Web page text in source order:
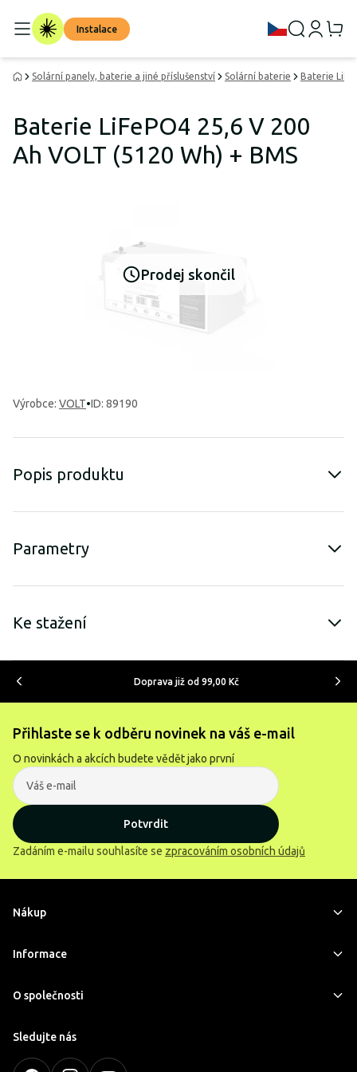
Instalace
Solární panely, baterie a jiné příslušenství Solární baterie Baterie
Baterie LiFePO4 25,6 V 200
Ah VOLT (5120 Wh) + BMS
Prodej skončil
Výrobce: VOLT•ID: 89190
Popis produktu
Parametry
Ke stažení
Doprava již od 99,00 Kč
Přihlaste se k odběru novinek na váš e-mail
O novinkách a akcích budete vědět jako první
Potvrdit
Zadáním e-mailu souhlasíte se zpracováním osobních údajů
Nákup
Informace
O společnosti
Sledujte nás